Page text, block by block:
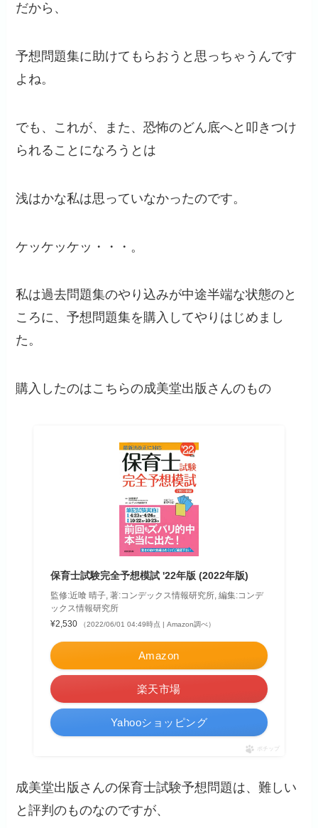
だから、
予想問題集に助けてもらおうと思っちゃうんです
よね。
でも、これが、また、恐怖のどん底へと叩きつけ
られることになろうとは
浅はかな私は思っていなかったのです。
ケッケッケッ・・・。
私は過去問題集のやり込みが中途半端な状態のと
ころに、予想問題集を購入してやりはじめまし
た。
購入したのはこちらの成美堂出版さんのもの
保育士試験完全予想模試 '22年版 (2022年版)
監修:近喰 晴子, 著:コンデックス情報研究所, 編集:コンデ
ックス情報研究所
¥2,530
（2022/06/01 04:49時点 | Amazon調べ）
Amazon
楽天市場
Yahooショッピング
ポチップ
成美堂出版さんの保育士試験予想問題は、難しい
と評判のものなのですが、